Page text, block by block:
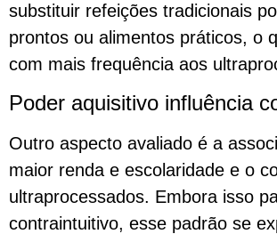
substituir refeições tradicionais
prontos ou alimentos práticos, o
com mais frequência aos
Poder aquisitivo influência
Outro aspecto avaliado é a
maior renda e escolaridade e o
ultraprocessados. Embora isso
contraintuitivo, esse padrão se